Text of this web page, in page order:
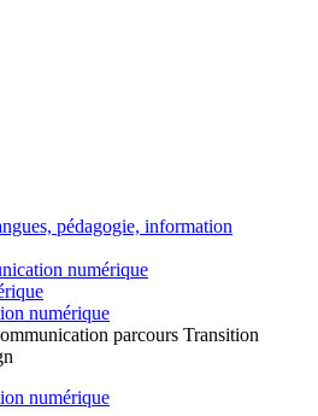
pédagogie, information
numérique
numérique
parcours Transition
numérique